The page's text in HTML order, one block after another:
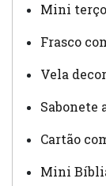
Mini
Frasco
Vela
Sabonete
Cartão
Mini